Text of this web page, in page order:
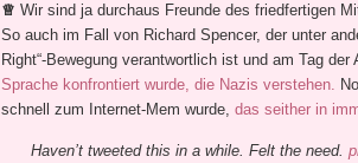
♕ Wir sind ja durchaus Freunde des friedfertigen
So auch im Fall von Richard Spencer, der unter
Right“-Bewegung verantwortlich ist und am Tag
Sprache konfrontiert wurde, die Nazis verstehen.
schnell zum Internet-Mem wurde, das seither in
Haven’t tweeted this in a while. Felt the need.